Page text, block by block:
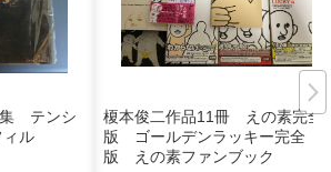
テンシ
ィル
榎本俊二作品11冊 えの素完全
版 ゴールデンラッキー完全
版 えの素ファンブック